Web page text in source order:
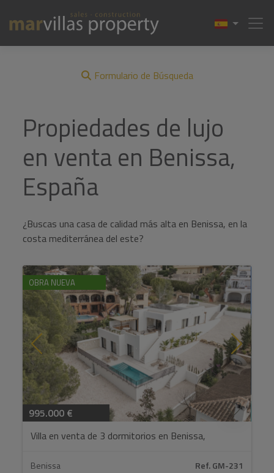
Formulario de Búsqueda
Propiedades de lujo
en venta en Benissa,
España
¿Buscas una casa de calidad más alta en Benissa, en la
costa mediterránea del este?
OBRA NUEVA
995.000 €
Villa en venta de 3 dormitorios en Benissa,
Benissa Ref. GM-231